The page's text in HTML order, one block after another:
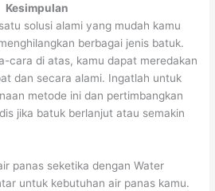
Kesimpulan
solusi alami yang mudah kamu
berbagai jenis batuk.
cara di atas, kamu dapat meredakan
dan secara alami. Ingatlah untuk
metode ini dan pertimbangkan
jika batuk berlanjut atau semakin
panas seketika dengan Water
untuk kebutuhan air panas kamu.